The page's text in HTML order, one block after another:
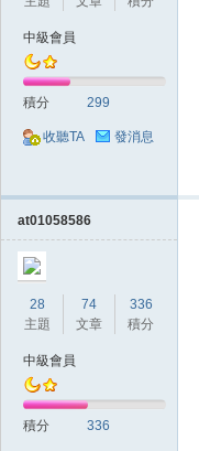
中級會員
積分 299
收聽TA 發消息
at01058586
28
主題
74
文章
336
積分
中級會員
積分 336